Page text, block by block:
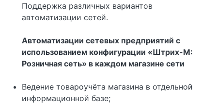
Поддержка различных вариантов
автоматизации сетей.
Автоматизации сетевых предприятий с
использованием конфигурации «Штрих-М:
Розничная сеть» в каждом магазине сети
Ведение товароучёта магазина в отдельной
информационной базе;